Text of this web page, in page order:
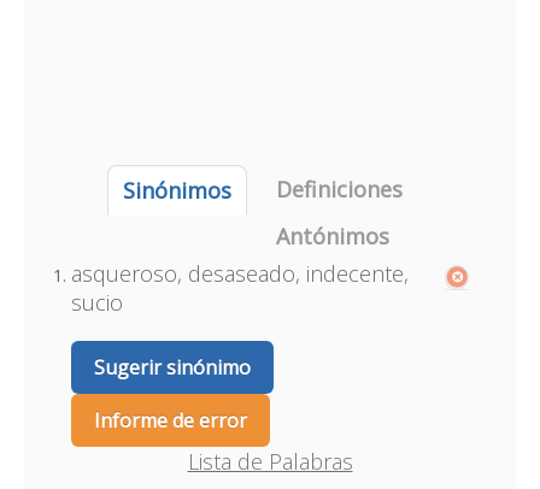
Sinónimos
Definiciones
Antónimos
asqueroso, desaseado, indecente,
sucio
Sugerir sinónimo
Informe de error
Lista de Palabras